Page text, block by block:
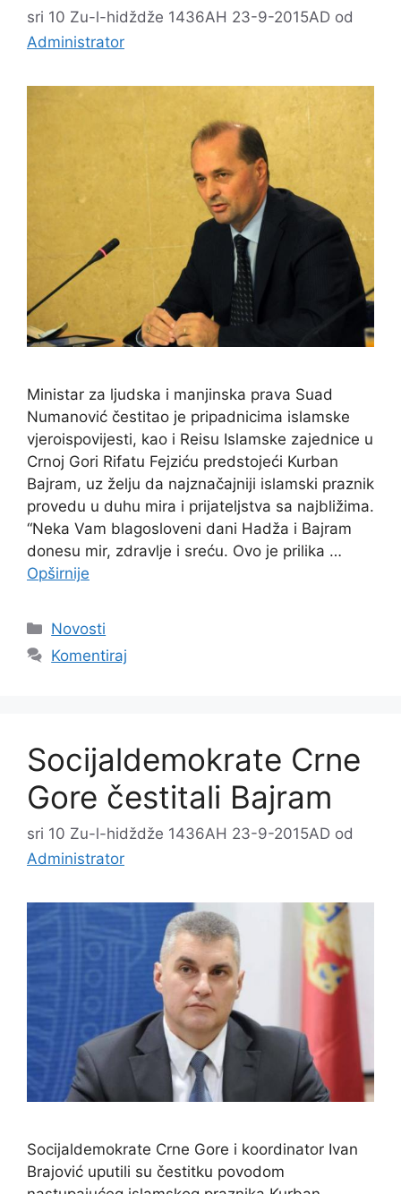
sri 10 Zu-l-hidždže 1436AH 23-9-2015AD od
Administrator
Ministar za ljudska i manjinska prava Suad
Numanović čestitao je pripadnicima islamske
vjeroispovijesti, kao i Reisu Islamske zajednice u
Crnoj Gori Rifatu Fejziću predstojeći Kurban
Bajram, uz želju da najznačajniji islamski praznik
provedu u duhu mira i prijateljstva sa najbližima.
“Neka Vam blagosloveni dani Hadža i Bajram
donesu mir, zdravlje i sreću. Ovo je prilika …
Opširnije
Kategorije
Novosti
Komentiraj
Socijaldemokrate Crne
Gore čestitali Bajram
sri 10 Zu-l-hidždže 1436AH 23-9-2015AD od
Administrator
Socijaldemokrate Crne Gore i koordinator Ivan
Brajović uputili su čestitku povodom